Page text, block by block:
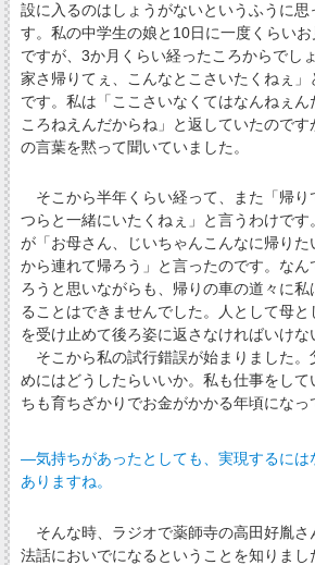
設に入るのはしょうがないというふうに思
す。私の中学生の娘と10日に一度くらい
ですが、3か月くらい経ったころからでし
家さ帰りてぇ、こんなとこさいたくねぇ
です。私は「ここさいなくてはなんねぇん
ころねえんだからね」と返していたので
の言葉を黙って聞いていました。
そこから半年くらい経って、また「帰り
つらと一緒にいたくねぇ」と言うわけで
が「お母さん、じいちゃんこんなに帰り
から連れて帰ろう」と言ったのです。な
ろうと思いながらも、帰りの車の道々に
ることはできませんでした。人として母
を受け止めて後ろ姿に返さなければいけな
そこから私の試行錯誤が始まりました。
めにはどうしたらいいか。私も仕事をして
ちも育ちざかりでお金がかかる年頃になっ
―気持ちがあったとしても、実現するには
ありますね。
そんな時、ラジオで薬師寺の高田好胤さ
法話においでになるということを知りま